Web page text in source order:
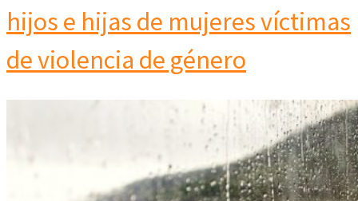
hijos e hijas de mujeres víctimas
de violencia de género